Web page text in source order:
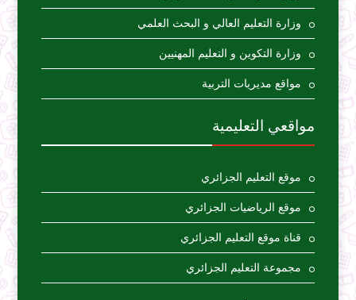
وزارة التعليم العالي و البحث العلمي
وزارة التكوين و التعليم المهنيين
مواقع مديريات التربية
مواقعي التعليمية
موقع التعليم الجزائري
موقع الرياضيات الجزائري
قناة موقع التعليم الجزائري
مجموعة التعليم الجزائري